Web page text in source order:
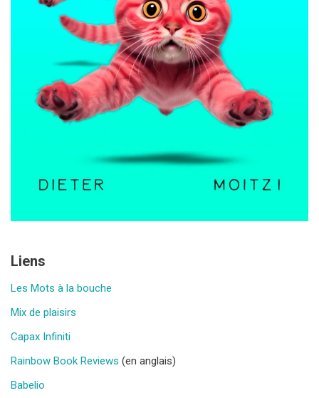
Liens
Les Mots à la bouche
Mix de plaisirs
Capax Infiniti
Rainbow Book Reviews (en anglais)
Babelio